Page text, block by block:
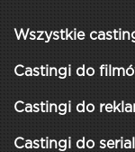
Wszystkie
Castingi do
Castingi do
Castingi do